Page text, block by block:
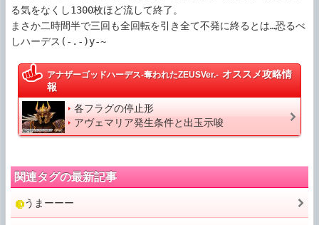
る気をなくし1300枚ほど流して終了。
まさか二時間半で三回も全回転を引き全て不発に終るとは…恐るべ
しハーデス(-.-)y-~
アナザーゴッドハーデス-奪われたZEUSVer.- オススメ攻略情
報
各フラグの停止形
アヴェマリア発生条件と出玉示唆
関連タグの最新記事
うまーーー